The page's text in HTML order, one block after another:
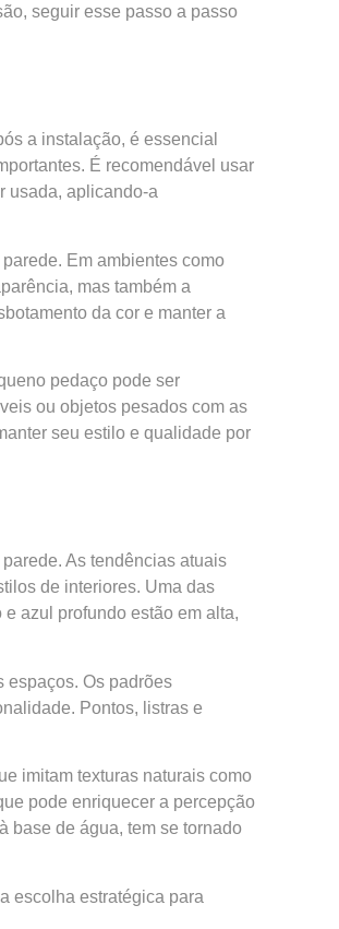
seguir esse passo a passo
a instalação, é essencial
É recomendável usar
usada, aplicando-a
Em ambientes como
mas também a
da cor e manter a
pedaço pode ser
ou objetos pesados com as
seu estilo e qualidade por
As tendências atuais
de interiores. Uma das
azul profundo estão em alta,
espaços. Os padrões
Pontos, listras e
imitam texturas naturais como
pode enriquecer a percepção
base de água, tem se tornado
escolha estratégica para